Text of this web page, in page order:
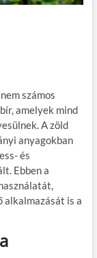
számos
amelyek mind
A zöld
anyagokban
és
Ebben a
alkalmazását is a